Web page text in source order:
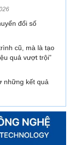
đổi số
cũ, mà là tạo
quả vượt trội”
những kết quả